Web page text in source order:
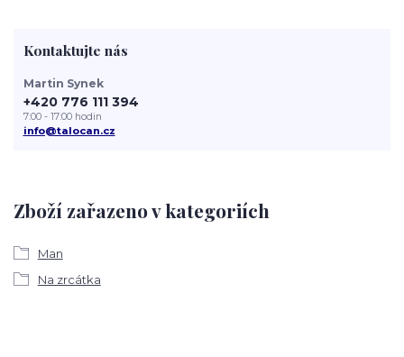
Zboží zařazeno v kategoriích
Man
Na zrcátka
Kontaktujte nás
Martin Synek
+420 776 111 394
7:00 - 17:00 hodin
info@talocan.cz